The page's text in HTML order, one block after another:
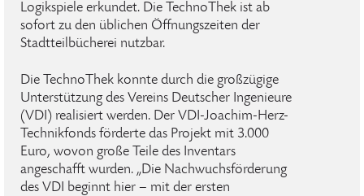
Logikspiele erkundet. Die TechnoThek ist ab
sofort zu den üblichen Öffnungszeiten der
Stadtteilbücherei nutzbar.
Die TechnoThek konnte durch die großzügige
Unterstützung des Vereins Deutscher Ingenieure
(VDI) realisiert werden. Der VDI-Joachim-Herz-
Technikfonds förderte das Projekt mit 3.000
Euro, wovon große Teile des Inventars
angeschafft wurden. „Die Nachwuchsförderung
des VDI beginnt hier – mit der ersten